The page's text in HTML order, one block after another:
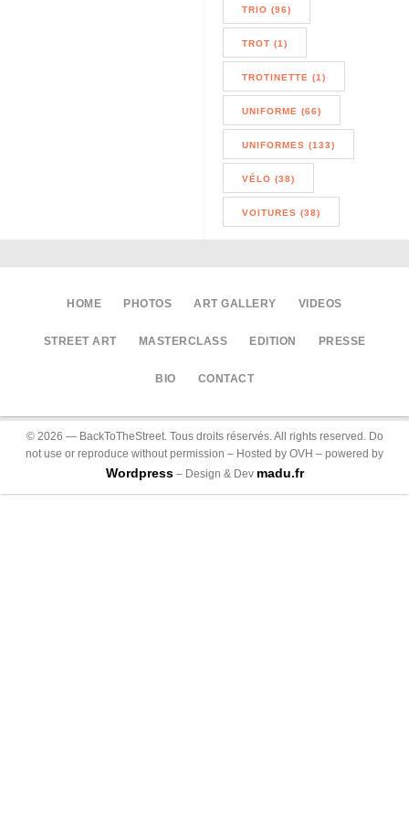
TRIO (96)
TROT (1)
TROTINETTE (1)
UNIFORME (66)
UNIFORMES (133)
VÉLO (38)
VOITURES (38)
HOME PHOTOS ART GALLERY VIDEOS
STREET ART MASTERCLASS EDITION PRESSE
BIO CONTACT
© 2026 — BackToTheStreet. Tous droits réservés. All rights reserved. Do
not use or reproduce without permission – Hosted by OVH – powered by
Wordpress– Design & Dev madu.fr